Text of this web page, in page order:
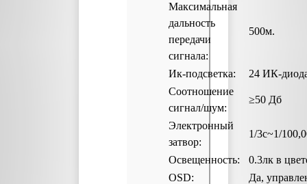
Максимальная
дальность
передачи
сигнала:
500м.
Ик-подсветка:
24 ИК-
Соотношение
сигнал/шум:
≥50 Дб
Электронный
затвор:
1/3с~1/
Освещенность:
0.3лк в
OSD:
Да,